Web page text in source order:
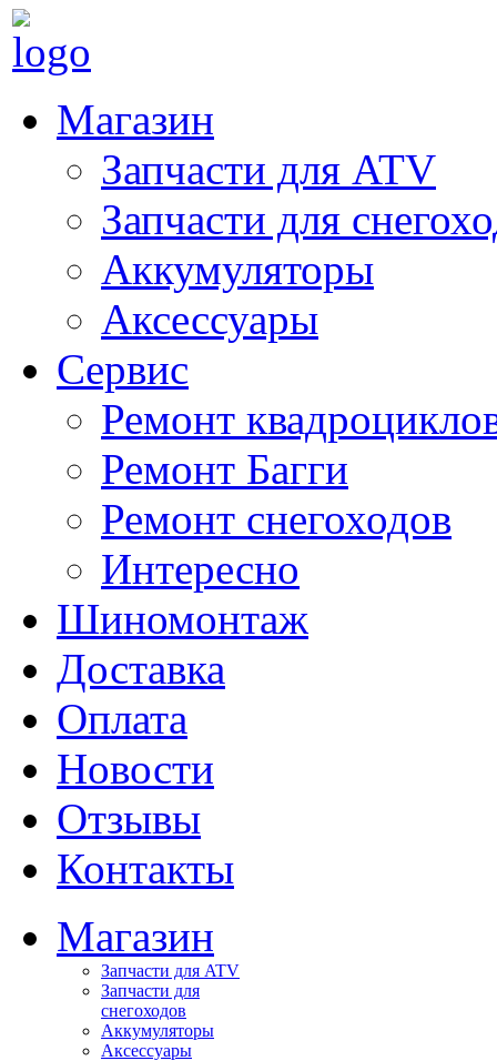
Магазин
Запчасти для ATV
Запчасти для
Аккумуляторы
Аксессуары
Сервис
Ремонт
Ремонт Багги
Ремонт снегоходов
Интересно
Шиномонтаж
Доставка
Оплата
Новости
Отзывы
Контакты
Магазин
Запчасти для ATV
Запчасти для
снегоходов
Аккумуляторы
Аксессуары